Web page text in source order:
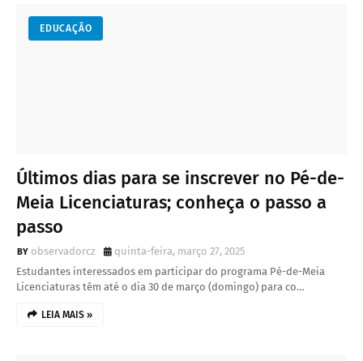
EDUCAÇÃO
Últimos dias para se inscrever no Pé-de-
Meia Licenciaturas; conheça o passo a
passo
observadorcz
quinta-feira, março 27, 2025
Estudantes interessados em participar do programa Pé-de-Meia
Licenciaturas têm até o dia 30 de março (domingo) para co…
LEIA MAIS »